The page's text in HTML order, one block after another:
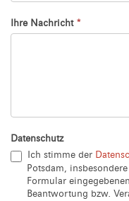
Ihre Nachricht *
Datenschutz
Ich stimme der
Potsdam,
Formular
Beantwortung bzw.